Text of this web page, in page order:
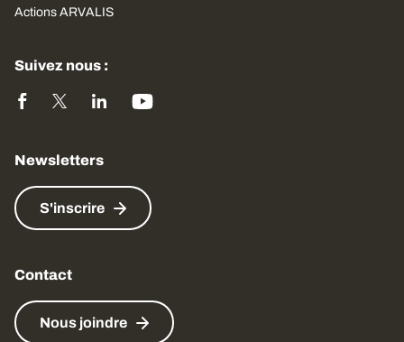
Actions ARVALIS
Suivez nous :
Newsletters
S'inscrire
Contact
Nous joindre